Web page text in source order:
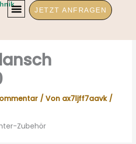
JETZT ANFRAGEN
/ Von ax7ljff7aavk /
Zubehör